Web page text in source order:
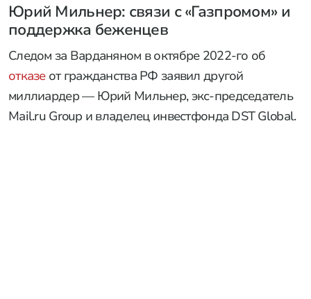
Юрий Мильнер: связи с «Газпромом» и
поддержка беженцев
Следом за Варданяном в октябре 2022-го об
отказеот гражданства РФ заявил другой
миллиардер — Юрий Мильнер, экс-председатель
Mail.ru Group и владелец инвестфонда DST Global.